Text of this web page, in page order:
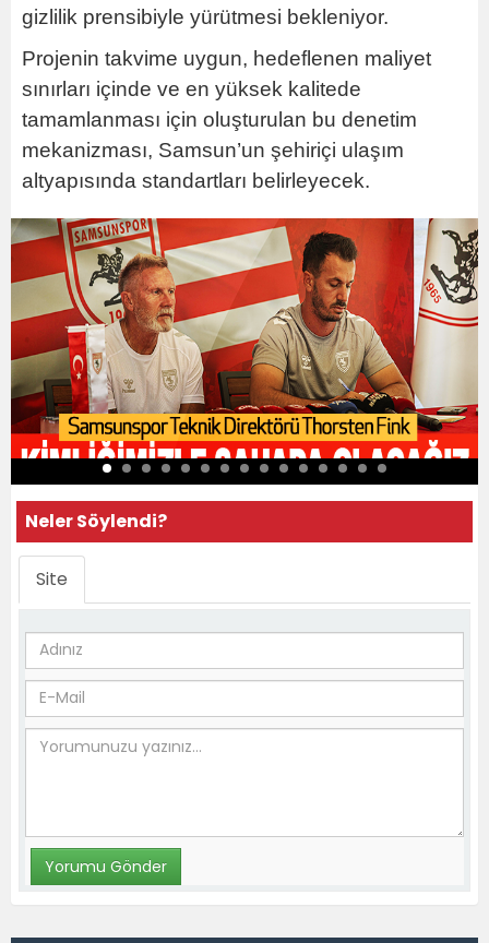
gizlilik prensibiyle yürütmesi bekleniyor.
Projenin takvime uygun, hedeflenen maliyet
sınırları içinde ve en yüksek kalitede
tamamlanması için oluşturulan bu denetim
mekanizması, Samsun’un şehiriçi ulaşım
altyapısında standartları belirleyecek.
Neler Söylendi?
Site